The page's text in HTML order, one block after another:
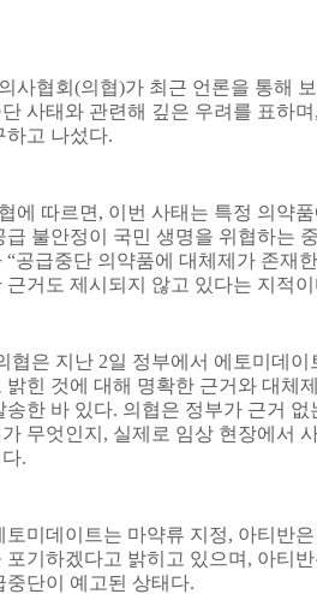
사협회 (의협)가 최근 언론을 통해
사태와 관련해 깊은 우려를 표하며
하고 나섰다.
에 따르면 , 이번 사태는 특정 의약
급 불안정이 국민 생명을 위협하는
“공급중단 의약품에 대체제가 존재
근거도 제시되지 않고 있다는 지적
협은 지난 2일 정부에서 에토미데
밝힌 것에 대해 명확한 근거와 대체
송한 바 있다. 의협은 정부가 근거
무엇인지 , 실제로 임상 현장에서
.
토미데이트는 마약류 지정, 아티반
포기하겠다고 밝히고 있으며 , 아티
중단이 예고된 상태다.